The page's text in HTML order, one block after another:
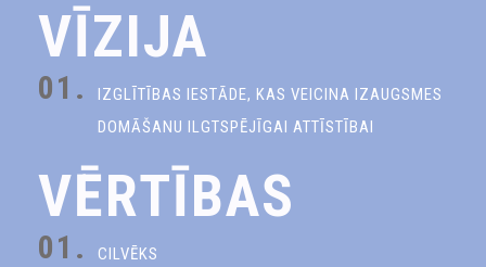
VĪZIJA
01.
IZGLĪTĪBAS IESTĀDE, KAS VEICINA IZAUGSMES
DOMĀŠANU ILGTSPĒJĪGAI ATTĪSTĪBAI
VĒRTĪBAS
01. CILVĒKS